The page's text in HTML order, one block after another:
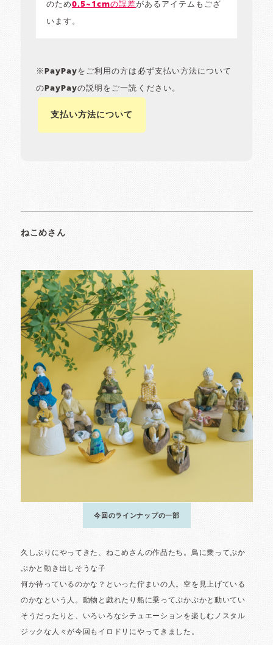
のため0.5~1cmの誤差があるアイテムもござ
います。
※PayPayをご利用の方は必ず支払い方法について
のPayPayの説明をご一読ください。
支払い方法について